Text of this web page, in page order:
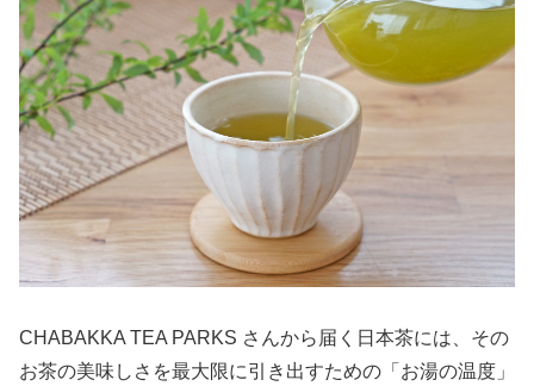
CHABAKKA TEA PARKS さんから届く日本茶には、その
お茶の美味しさを最大限に引き出すための「お湯の温度」